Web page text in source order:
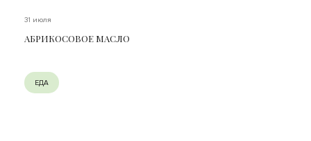
31 июля
АБРИКОСОВОЕ МАСЛО
ЕДА